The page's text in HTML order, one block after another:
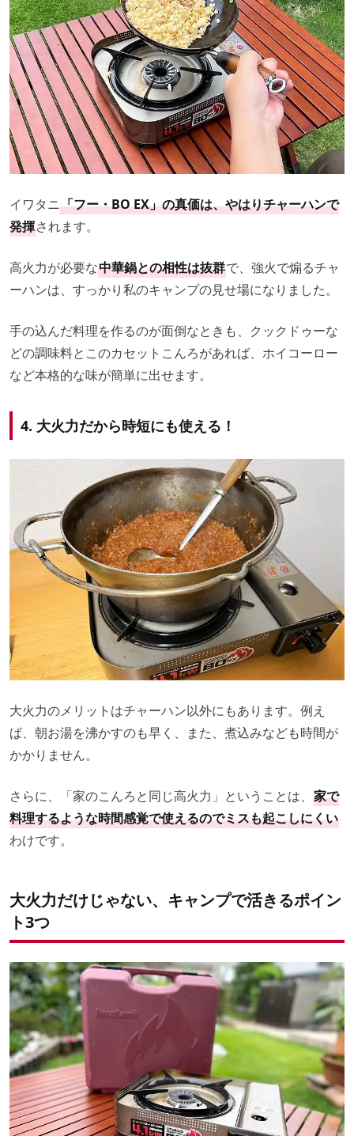
イワタニ「フー・BO EX」の真価は、やはりチャーハンで
発揮されます。
高火力が必要な中華鍋との相性は抜群で、強火で煽るチャ
ーハンは、すっかり私のキャンプの見せ場になりました。
手の込んだ料理を作るのが面倒なときも、クックドゥーな
どの調味料とこのカセットこんろがあれば、ホイコーロー
など本格的な味が簡単に出せます。
4. 大火力だから時短にも使える！
大火力のメリットはチャーハン以外にもあります。例え
ば、朝お湯を沸かすのも早く、また、煮込みなども時間が
かかりません。
さらに、「家のこんろと同じ高火力」ということは、 家で
料理するような時間感覚で使えるのでミスも起こしにくい
わけです。
大火力だけじゃない、キャンプで活きるポイン
ト3つ